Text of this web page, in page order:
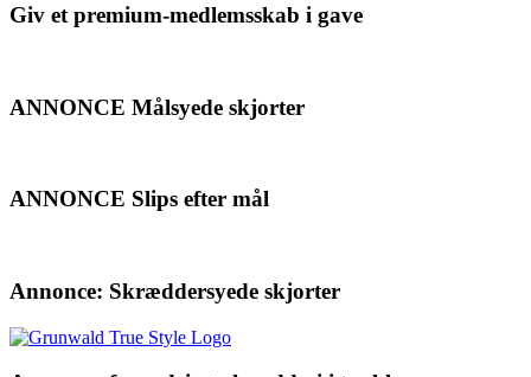
Giv et premium-medlemsskab i gave
ANNONCE Målsyede skjorter
ANNONCE Slips efter mål
Annonce: Skræddersyede skjorter